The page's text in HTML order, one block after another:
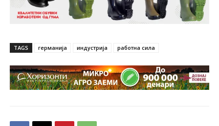
TAGS германија индустрија работна сила